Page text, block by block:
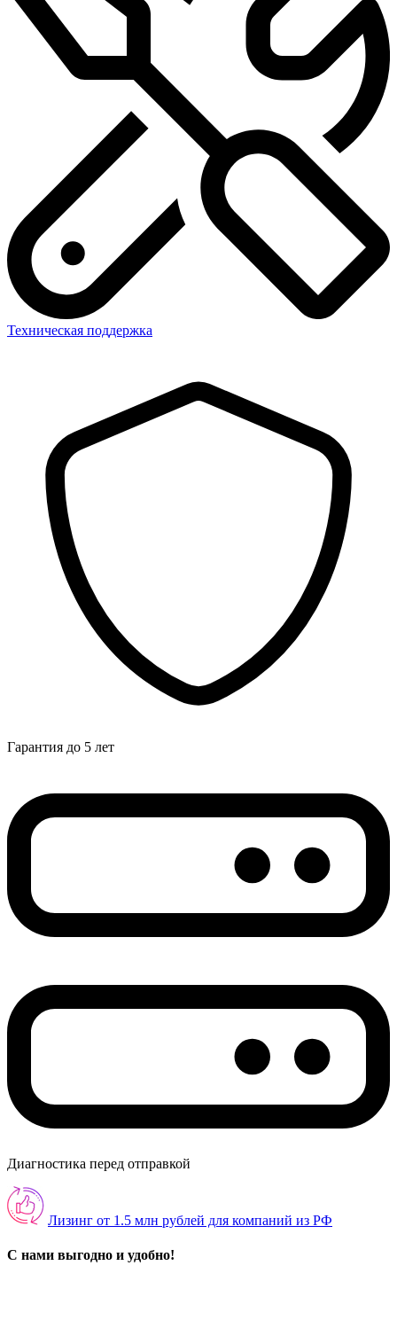
Техническая поддержка
Гарантия до 5 лет
Диагностика перед отправкой
Лизинг от 1.5 млн рублей для компаний из РФ
С нами выгодно и удобно!